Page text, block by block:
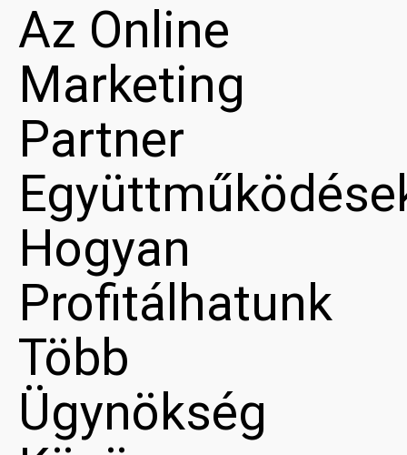
Az Online
Marketing
Partner
Hogyan
Profitálhatunk
Több
Ügynökség